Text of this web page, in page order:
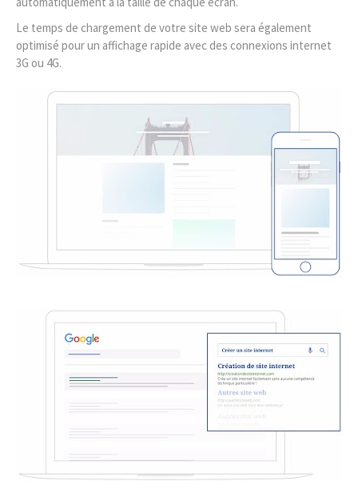
Le temps de chargement de votre site web sera également
optimisé pour un affichage rapide avec des connexions internet
3G ou 4G.